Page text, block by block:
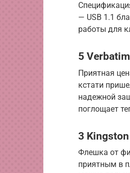
— USB 1.1
работы для
5 Verbatim
Приятная
кстати
надежной
поглощает
3
Флешка от
приятным в